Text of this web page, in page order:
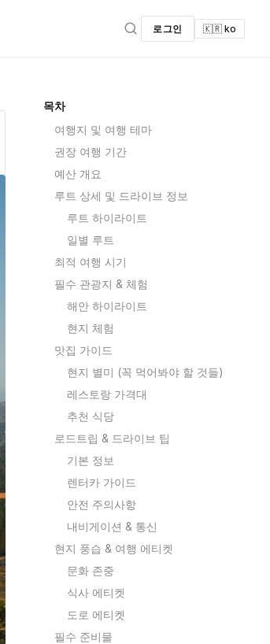
로그인 🇰🇷 ko
목차
여행지 및 여행 테마
권장 여행 기간
예산 개요
루트 상세 및 드라이브 정보
루트 하이라이트
일별 루트
최적 여행 시기
필수 관광지 & 체험
해안 하이라이트
현지 체험
맛집 가이드
현지 별미 (꼭 먹어봐야 할 것들)
레스토랑 가격대
추천 식당
로드트립 & 드라이브 팁
기본 정보
렌터카 가이드
안전 주의사항
내비게이션 & 통신
현지 풍습 & 여행 에티켓
문화 존중
식사 에티켓
도로 에티켓
필수 준비물